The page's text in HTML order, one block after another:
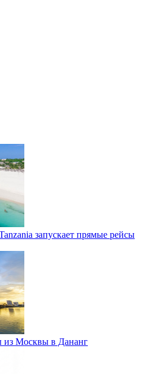
запускает прямые рейсы
из Москвы в Дананг